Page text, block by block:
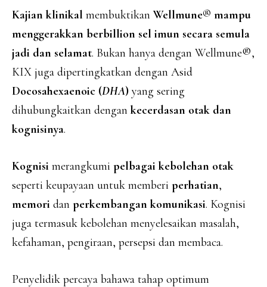
Kajian klinikal membuktikanWellmune® mampu
menggerakkan berbillion sel imun secara semula
jadi dan selamat. Bukan hanya dengan Wellmune®,
KIX juga dipertingkatkan dengan Asid
Docosahexaenoic (DHA) yang sering
dihubungkaitkan dengan kecerdasan otak dan
kognisinya.
Kognisi merangkumi pelbagai kebolehan otak
seperti keupayaan untuk memberi perhatian,
memori dan perkembangan komunikasi. Kognisi
juga termasuk kebolehan menyelesaikan masalah,
kefahaman, pengiraan, persepsi dan membaca.
Penyelidik percaya bahawa tahap optimum